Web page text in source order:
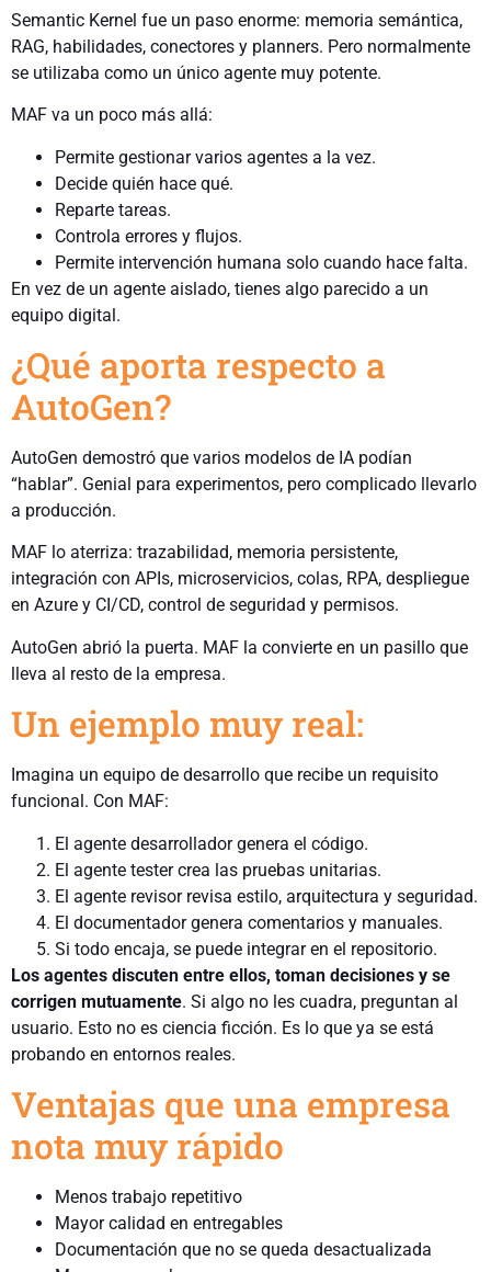
Semantic Kernel fue un paso enorme: memoria semántica,
RAG, habilidades, conectores y planners. Pero normalmente
se utilizaba como un único agente muy potente.
MAF va un poco más allá:
Permite gestionar varios agentes a la vez.
Decide quién hace qué.
Reparte tareas.
Controla errores y flujos.
Permite intervención humana solo cuando hace falta.
En vez de un agente aislado, tienes algo parecido a un
equipo digital.
¿Qué aporta respecto a
AutoGen?
AutoGen demostró que varios modelos de IA podían
“hablar”. Genial para experimentos, pero complicado llevarlo
a producción.
MAF lo aterriza: trazabilidad, memoria persistente,
integración con APIs, microservicios, colas, RPA, despliegue
en Azure y CI/CD, control de seguridad y permisos.
AutoGen abrió la puerta. MAF la convierte en un pasillo que
lleva al resto de la empresa.
Un ejemplo muy real:
Imagina un equipo de desarrollo que recibe un requisito
funcional. Con MAF:
El agente desarrollador genera el código.
El agente tester crea las pruebas unitarias.
El agente revisor revisa estilo, arquitectura y seguridad.
El documentador genera comentarios y manuales.
Si todo encaja, se puede integrar en el repositorio.
Los agentes discuten entre ellos, toman decisiones y se
corrigen mutuamente. Si algo no les cuadra, preguntan al
usuario. Esto no es ciencia ficción. Es lo que ya se está
probando en entornos reales.
Ventajas que una empresa
nota muy rápido
Menos trabajo repetitivo
Mayor calidad en entregables
Documentación que no se queda desactualizada